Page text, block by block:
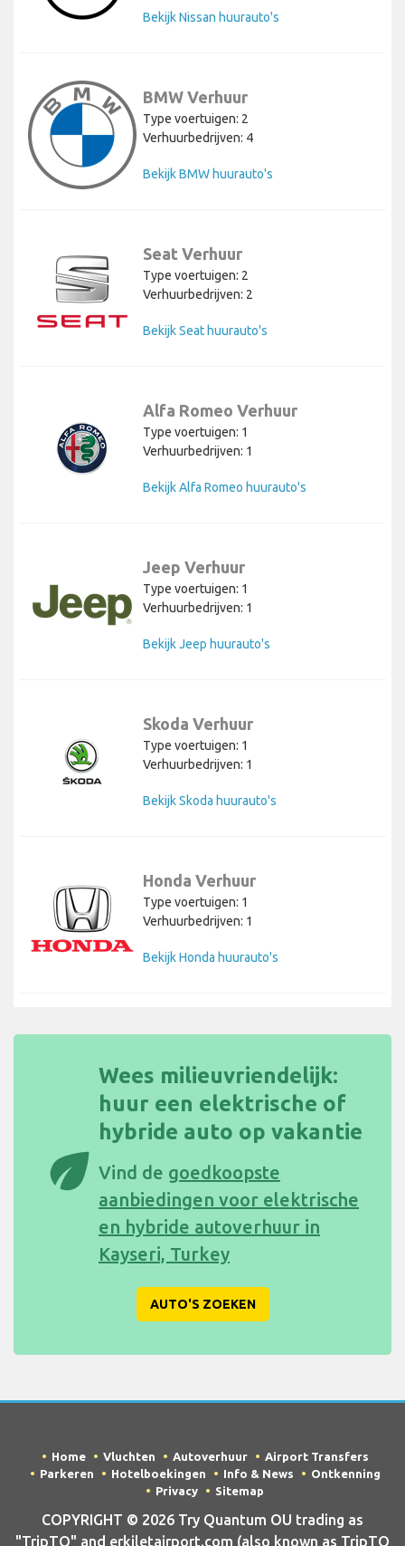
Bekijk Nissan huurauto's
BMW Verhuur
Type voertuigen: 2
Verhuurbedrijven: 4
Bekijk BMW huurauto's
Seat Verhuur
Type voertuigen: 2
Verhuurbedrijven: 2
Bekijk Seat huurauto's
Alfa Romeo Verhuur
Type voertuigen: 1
Verhuurbedrijven: 1
Bekijk Alfa Romeo huurauto's
Jeep Verhuur
Type voertuigen: 1
Verhuurbedrijven: 1
Bekijk Jeep huurauto's
Skoda Verhuur
Type voertuigen: 1
Verhuurbedrijven: 1
Bekijk Skoda huurauto's
Honda Verhuur
Type voertuigen: 1
Verhuurbedrijven: 1
Bekijk Honda huurauto's
eco
Wees milieuvriendelijk:
huur een elektrische of
hybride auto op vakantie
Vind de goedkoopste
aanbiedingen voor elektrische
en hybride autoverhuur in
Kayseri, Turkey
AUTO'S ZOEKEN
Home Vluchten Autoverhuur
Airport Transfers
Parkeren
Hotelboekingen Info & News
Ontkenning
Privacy
Sitemap
COPYRIGHT © 2026 Try Quantum OU trading as
"TripTQ" and erkiletairport.com (also known as TripTQ